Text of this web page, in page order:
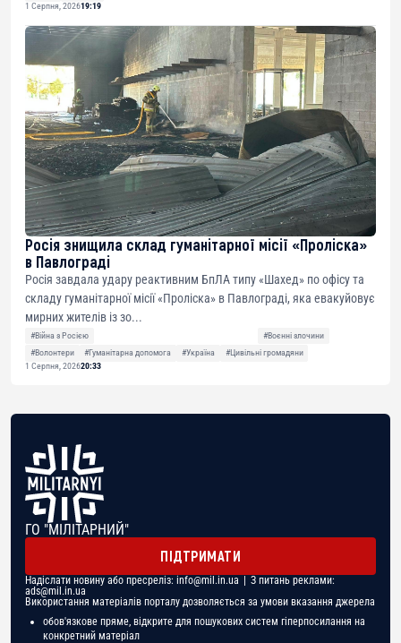
1 Серпня, 202619:19
Росія знищила склад гуманітарної місії «Проліска»
в Павлограді
Росія завдала удару реактивним БпЛА типу «Шахед» по офісу та
складу гуманітарної місії «Проліска» в Павлограді, яка евакуйовує
мирних жителів із зо...
#Війна з Росією
#Воєнні злочини
#Волонтери
#Гуманітарна допомога #Україна
#Цивільні громадяни
1 Серпня, 202620:33
ГО "МІЛІТАРНИЙ"
ПІДТРИМАТИ
Надіслати новину або пресреліз: info@mil.in.ua | З питань реклами:
ads@mil.in.ua
Використання матеріалів порталу дозволяється за умови вказання джерела
обов'язкове пряме, відкрите для пошукових систем гіперпосилання на
конкретний матеріал